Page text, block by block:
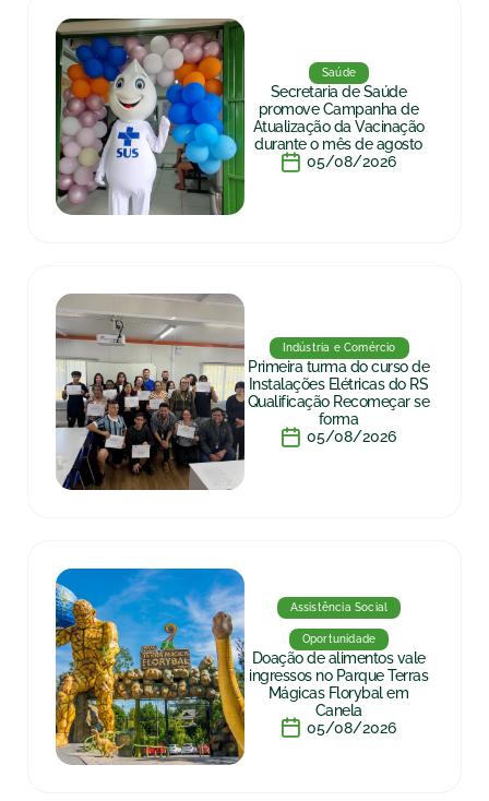
Saúde
Secretaria de Saúde
promove Campanha de
Atualização da Vacinação
durante o mês de agosto
05/08/2026
Indústria e Comércio
Primeira turma do curso de
Instalações Elétricas do RS
Qualificação Recomeçar se
forma
05/08/2026
Assistência Social
Oportunidade
Doação de alimentos vale
ingressos no Parque Terras
Mágicas Florybal em
Canela
05/08/2026